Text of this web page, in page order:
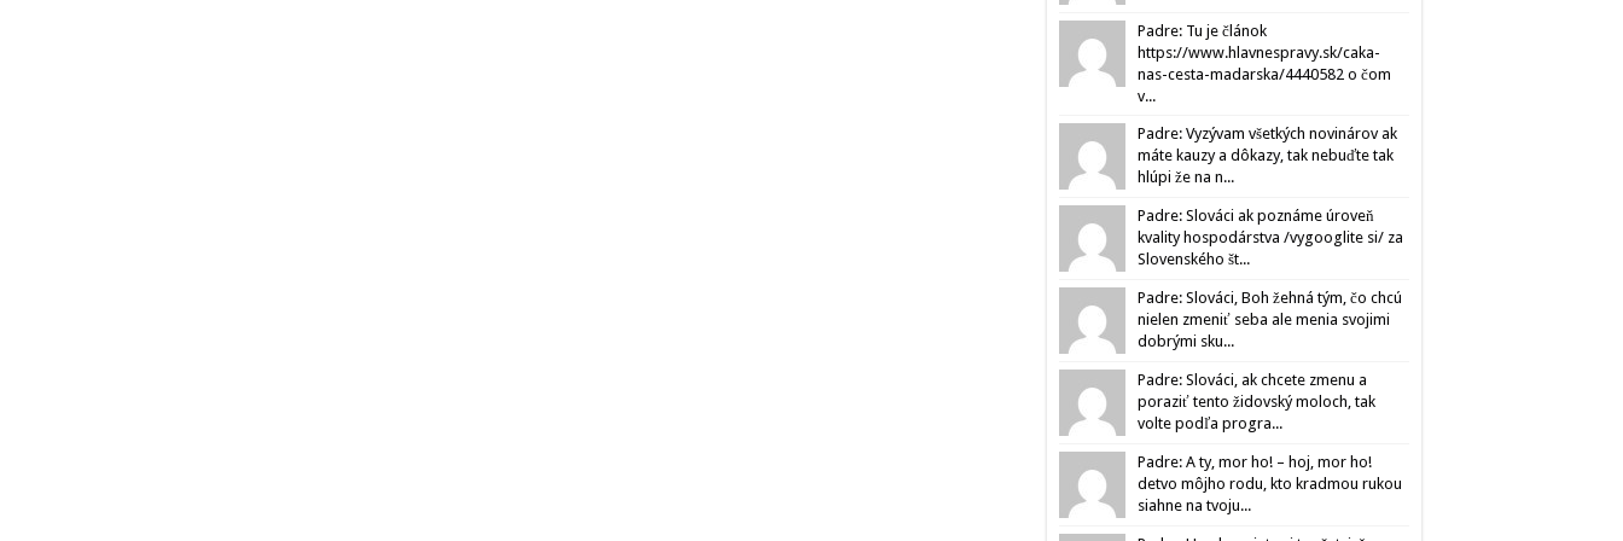
Padre: Tu je článok
https://www.hlavnespravy.sk/caka-
nas-cesta-madarska/4440582 o čom
v...
Padre: Vyzývam všetkých novinárov ak
máte kauzy a dôkazy, tak nebuďte tak
hlúpi že na n...
Padre: Slováci ak poznáme úroveň
kvality hospodárstva /vygooglite si/ za
Slovenského št...
Padre: Slováci, Boh žehná tým, čo chcú
nielen zmeniť seba ale menia svojimi
dobrými sku...
Padre: Slováci, ak chcete zmenu a
poraziť tento židovský moloch, tak
volte podľa progra...
Padre: A ty, mor ho! – hoj, mor ho!
detvo môjho rodu, kto kradmou rukou
siahne na tvoju...